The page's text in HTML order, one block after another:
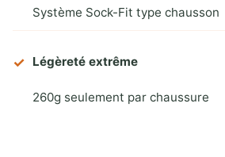
Système Sock-Fit type chausson
Légèreté extrême
260g seulement par chaussure